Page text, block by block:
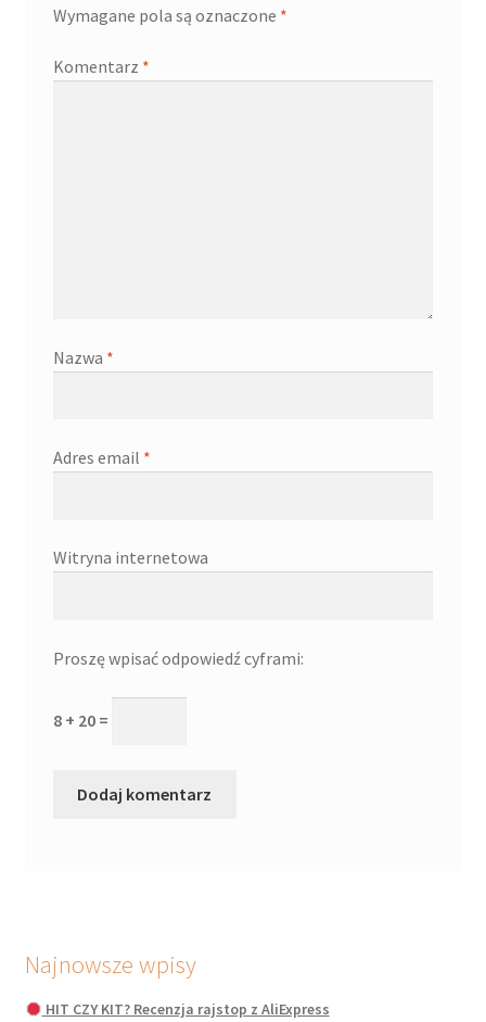
Wymagane pola są oznaczone *
Komentarz *
Nazwa *
Adres email *
Witryna internetowa
Proszę wpisać odpowiedź cyframi:
8 + 20 =
Najnowsze wpisy
HIT CZY KIT? Recenzja rajstop z AliExpress